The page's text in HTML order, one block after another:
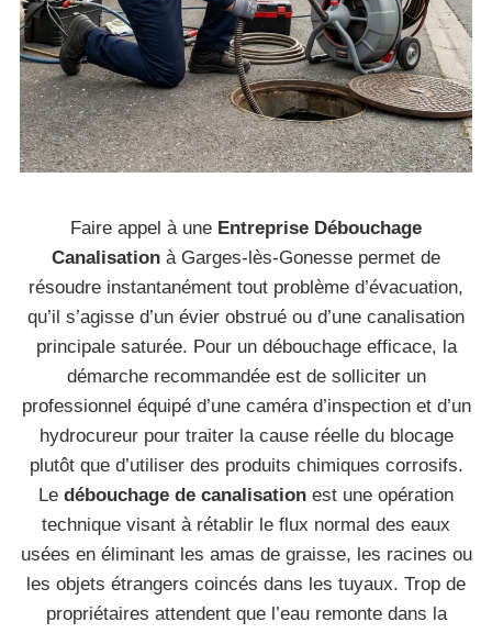
Faire appel à une Entreprise Débouchage
Canalisation à Garges-lès-Gonesse permet de
résoudre instantanément tout problème d’évacuation,
qu’il s’agisse d’un évier obstrué ou d’une canalisation
principale saturée. Pour un débouchage efficace, la
démarche recommandée est de solliciter un
professionnel équipé d’une caméra d’inspection et d’un
hydrocureur pour traiter la cause réelle du blocage
plutôt que d’utiliser des produits chimiques corrosifs.
Le débouchage de canalisation est une opération
technique visant à rétablir le flux normal des eaux
usées en éliminant les amas de graisse, les racines ou
les objets étrangers coincés dans les tuyaux. Trop de
propriétaires attendent que l’eau remonte dans la